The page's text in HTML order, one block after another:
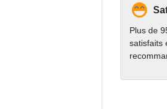
Plus de
satisfaits